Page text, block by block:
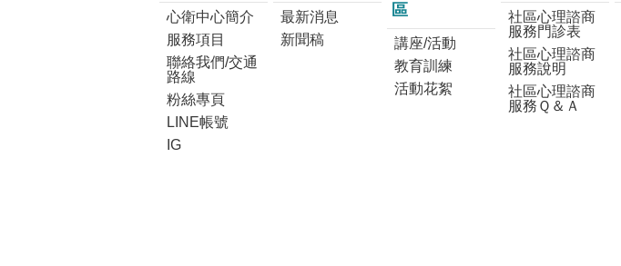
心衛中心簡介
服務項目
聯絡我們/交通
路線
粉絲專頁
LINE帳號
IG
最新消息
新聞稿
區
講座/活動
教育訓練
活動花絮
社區心理諮商
服務門診表
社區心理諮商
服務說明
社區心理諮商
服務Ｑ＆Ａ